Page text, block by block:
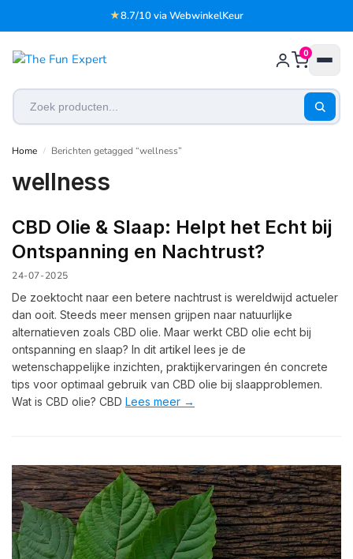
★8.7/10 via WebwinkelKeur
0
Home / Berichten getagged “wellness”
wellness
CBD Olie & Slaap: Helpt het Echt bij
Ontspanning en Nachtrust?
24-07-2025
De zoektocht naar een betere nachtrust is wereldwijd actueler
dan ooit. Steeds meer mensen grijpen naar natuurlijke
alternatieven zoals CBD olie. Maar werkt CBD olie echt bij
ontspanning en slaap? In dit artikel lees je de
wetenschappelijke inzichten, praktijkervaringen én concrete
tips voor optimaal gebruik van CBD olie bij slaapproblemen.
Wat is CBD olie? CBD Lees meer →